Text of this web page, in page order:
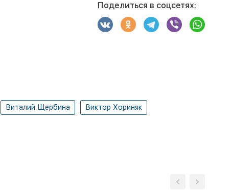
Поделиться в соцсетях:
Виталий Щербина Виктор Хориняк